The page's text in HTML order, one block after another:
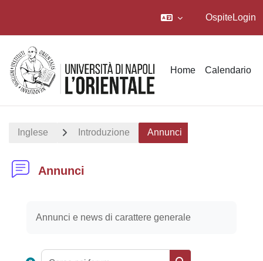
OspiteLogin
Home Calendario
Inglese Introduzione Annunci
Annunci
Annunci e news di carattere generale
Cerca nei forum